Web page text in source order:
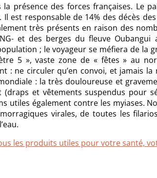
la présence des forces françaises. Le
est responsable de 14% des décès
très présents en raison des
et des berges du fleuve
; le voyageur se méfiera de la
5 », vaste zone de « fêtes » au
: ne circuler qu’en convoi, et jamais
: la très douloureuse et
et vêtements suspendus pour
utiles également contre les myiases.
virales, de toutes les
les produits utiles pour votre santé,